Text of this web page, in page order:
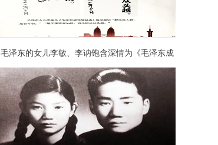
毛泽东的女儿李敏、李讷饱含深情为《毛泽东成
功的秘诀》一书题字